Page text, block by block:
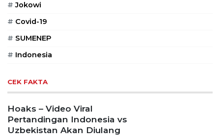
# Jokowi
# Covid-19
# SUMENEP
# Indonesia
CEK FAKTA
Hoaks – Video Viral
Pertandingan Indonesia vs
Uzbekistan Akan Diulang